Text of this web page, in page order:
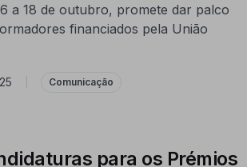
a 18 de outubro, promete dar palco
financiados pela União
Comunicação
para os Prémios